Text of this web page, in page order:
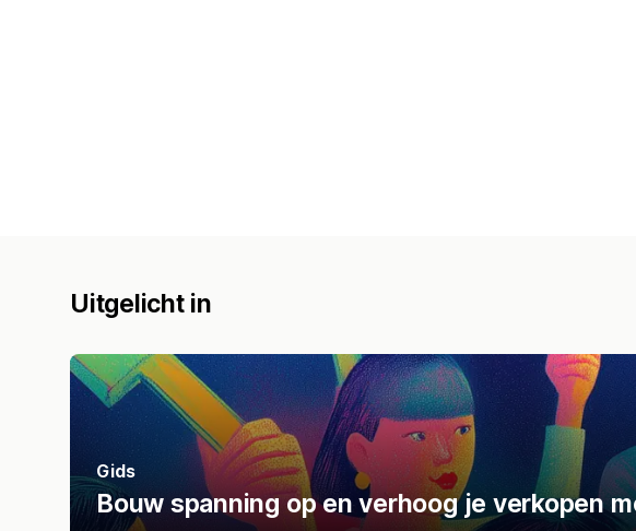
Uitgelicht in
Gids
Bouw spanning op en verhoog je verkopen